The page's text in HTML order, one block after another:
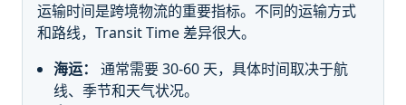
运输时间是跨境物流的重要指标。不同的运输方式
和路线，Transit Time 差异很大。
海运：
通常需要 30-60 天，具体时间取决于航
线、季节和天气状况。